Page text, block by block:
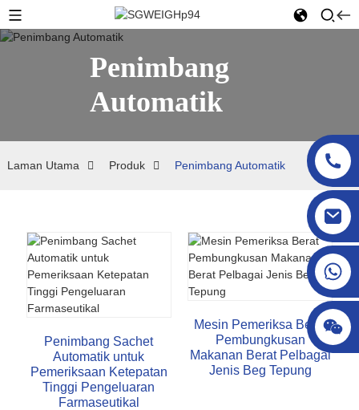
Penimbang
Automatik
Laman Utama Produk Penimbang Automatik
Penimbang Sachet
Automatik untuk
Pemeriksaan Ketepatan
Tinggi Pengeluaran
Farmaseutikal
Mesin Pemeriksa Berat
Pembungkusan
Makanan Berat Pelbagai
Jenis Beg Tepung